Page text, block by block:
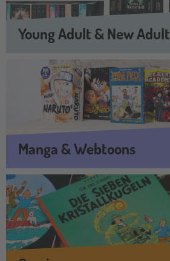
Young Adult & New Adult
Manga & Webtoons